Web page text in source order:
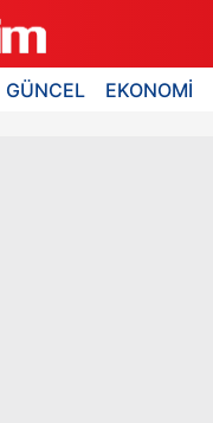
GÜNCEL EKONOMİ